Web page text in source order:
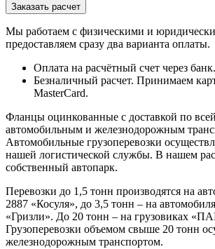
Мы работаем с физическими и
предоставляем сразу два варианта оплаты.
Оплата на расчётный счет через банк.
Безналичный расчет. Принимаем
MasterCard.
Фланцы оцинкованные с доставкой по
автомобильным и железнодорожным
Автомобильные грузоперевозки
нашей логистической службы. В нашем
собственный автопарк.
Перевозки до 1,5 тонн производятся на
2887 «Косуля», до 3,5 тонн – на
«Гризли». До 20 тонн – на грузовиках
Грузоперевозки объемом свыше 20 тонн
железнодорожным транспортом.